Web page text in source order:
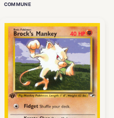
COMMUNE